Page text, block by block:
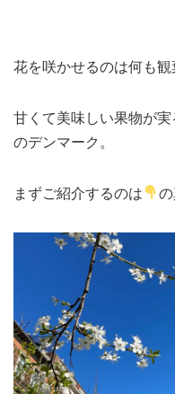
花を咲かせるのは何も観
甘くて美味しい果物が
のデンマーク。
まずご紹介するのは